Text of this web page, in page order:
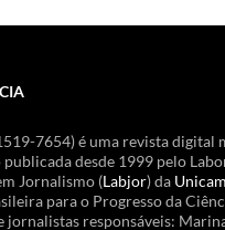
7654) é uma revista digital
desde 1999 pelo
Jornalismo (Labjor) da
para o Progresso da
jornalistas responsáveis: